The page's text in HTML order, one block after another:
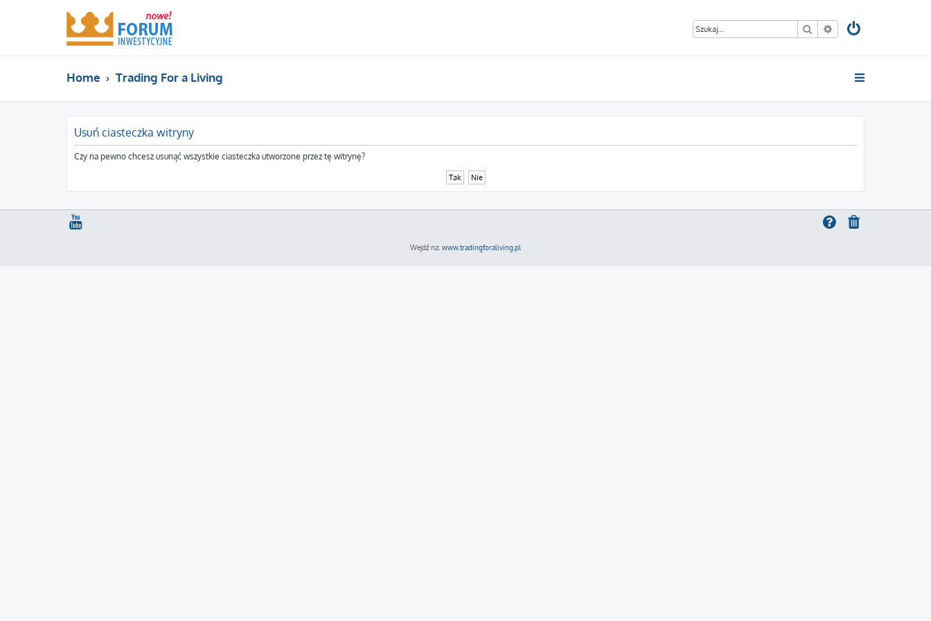
Szukaj Wyszukiwanie
Home Trading For a Living
Usuń ciasteczka witryny
Czy na pewno chcesz usunąć wszystkie ciasteczka utworzone przez tę witrynę?
Wejdź na: www.tradingforaliving.pl